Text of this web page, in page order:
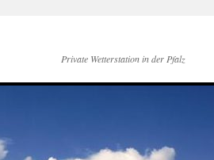
Private Wetterstation in der Pfalz